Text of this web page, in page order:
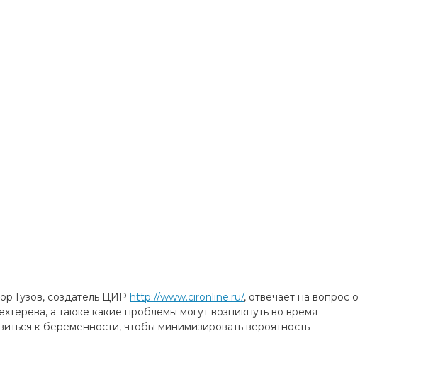
Гузов, создатель ЦИР http://www.cironline.ru/, отвечает на вопрос о
а также какие проблемы могут возникнуть во время
к беременности, чтобы минимизировать вероятность